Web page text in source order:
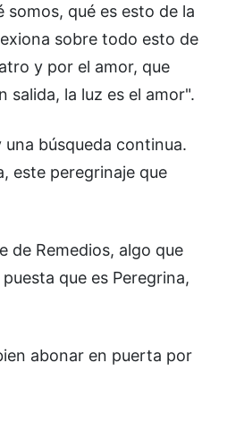
qué es esto de la
sobre todo esto de
y por el amor, que
salida, la luz es el amor".
búsqueda continua.
este peregrinaje que
de Remedios, algo que
que es Peregrina,
abonar en puerta por